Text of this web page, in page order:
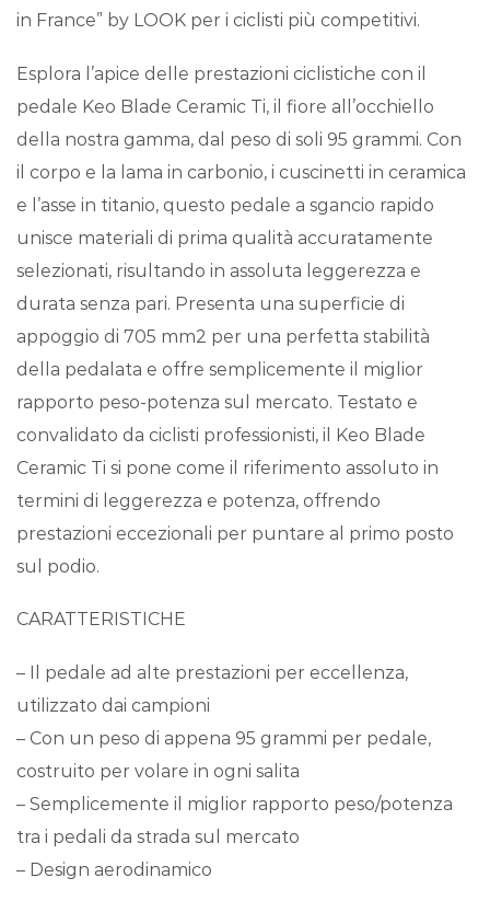
in France” by LOOK per i ciclisti più competitivi.
Esplora l’apice delle prestazioni ciclistiche con il
pedale Keo Blade Ceramic Ti, il fiore all’occhiello
della nostra gamma, dal peso di soli 95 grammi. Con
il corpo e la lama in carbonio, i cuscinetti in ceramica
e l’asse in titanio, questo pedale a sgancio rapido
unisce materiali di prima qualità accuratamente
selezionati, risultando in assoluta leggerezza e
durata senza pari. Presenta una superficie di
appoggio di 705 mm2 per una perfetta stabilità
della pedalata e offre semplicemente il miglior
rapporto peso-potenza sul mercato. Testato e
convalidato da ciclisti professionisti, il Keo Blade
Ceramic Ti si pone come il riferimento assoluto in
termini di leggerezza e potenza, offrendo
prestazioni eccezionali per puntare al primo posto
sul podio.
CARATTERISTICHE
– Il pedale ad alte prestazioni per eccellenza,
utilizzato dai campioni
– Con un peso di appena 95 grammi per pedale,
costruito per volare in ogni salita
– Semplicemente il miglior rapporto peso/potenza
tra i pedali da strada sul mercato
– Design aerodinamico